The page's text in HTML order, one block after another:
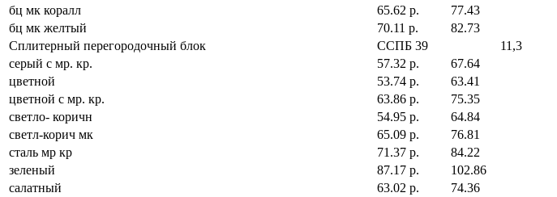
бц мк коралл
65.62 р.
77.43
бц мк желтый
70.11 р.
82.73
Сплитерный перегородочный блок
ССПБ 39 11,3
серый с мр. кр.
57.32 р.
67.64
цветной
53.74 р.
63.41
цветной с мр. кр.
63.86 р.
75.35
светло- коричн
54.95 р.
64.84
светл-корич мк
65.09 р.
76.81
сталь мр кр
71.37 р.
84.22
зеленый
87.17 р.
102.86
салатный
63.02 р.
74.36